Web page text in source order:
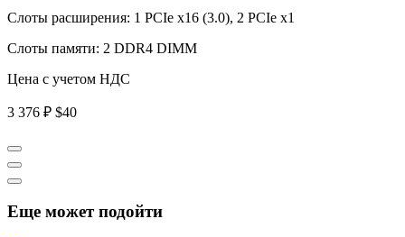
Слоты расширения: 1 PCIe x16 (3.0), 2 PCIe x1
Слоты памяти: 2 DDR4 DIMM
Цена с учетом НДС
3 376 ₽ $40
Еще может подойти